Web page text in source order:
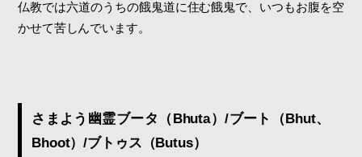
仏教では六道のうちの餓鬼道に住む餓鬼で、いつもお腹を空
かせて苦しんでいます。
さまよう幽霊ブータ（Bhuta）/ブート（Bhut、
Bhoot）/ブトゥス（Butus）